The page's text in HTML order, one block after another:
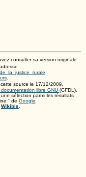
consulter sa version originale
.
.
source le 17/12/2009.
libre GNU (GFDL).
sélection parmi les résultats
de Google.
Wikibis.